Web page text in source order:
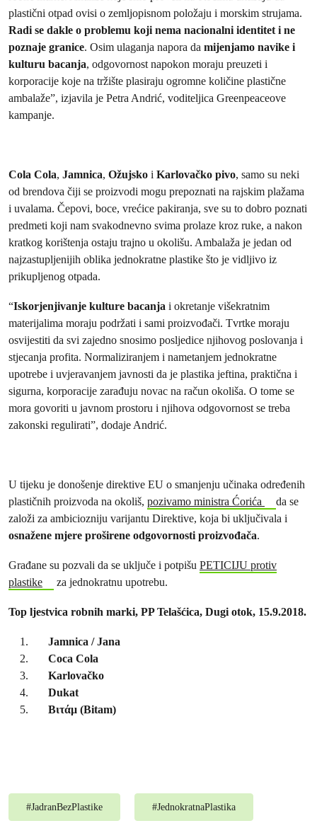
plastični otpad ovisi o zemljopisnom položaju i morskim strujama.
Radi se dakle o problemu koji nema nacionalni identitet i ne
poznaje granice. Osim ulaganja napora da mijenjamo navike i
kulturu bacanja, odgovornost napokon moraju preuzeti i
korporacije koje na tržište plasiraju ogromne količine plastične
ambalaže”, izjavila je Petra Andrić, voditeljica Greenpeaceove
kampanje.
Cola Cola, Jamnica, Ožujsko i Karlovačko pivo, samo su neki
od brendova čiji se proizvodi mogu prepoznati na rajskim plažama
i uvalama. Čepovi, boce, vrećice pakiranja, sve su to dobro poznati
predmeti koji nam svakodnevno svima prolaze kroz ruke, a nakon
kratkog korištenja ostaju trajno u okolišu. Ambalaža je jedan od
najzastupljenijih oblika jednokratne plastike što je vidljivo iz
prikupljenog otpada.
“Iskorjenjivanje kulture bacanja i okretanje višekratnim
materijalima moraju podržati i sami proizvođači. Tvrtke moraju
osvijestiti da svi zajedno snosimo posljedice njihovog poslovanja i
stjecanja profita. Normaliziranjem i nametanjem jednokratne
upotrebe i uvjeravanjem javnosti da je plastika jeftina, praktična i
sigurna, korporacije zarađuju novac na račun okoliša. O tome se
mora govoriti u javnom prostoru i njihova odgovornost se treba
zakonski regulirati”, dodaje Andrić.
U tijeku je donošenje direktive EU o smanjenju učinaka određenih
plastičnih proizvoda na okoliš, pozivamo ministra Ćorića
da se
založi za ambiciozniju varijantu Direktive, koja bi uključivala i
osnažene mjere proširene odgovornosti proizvođača.
Građane su pozvali da se uključe i potpišu PETICIJU protiv
plastike
za jednokratnu upotrebu.
Top ljestvica robnih marki, PP Telašćica, Dugi otok, 15.9.2018.
Jamnica / Jana
Coca Cola
Karlovačko
Dukat
Βιτάμ (Bitam)
#JadranBezPlastike #JednokratnaPlastika